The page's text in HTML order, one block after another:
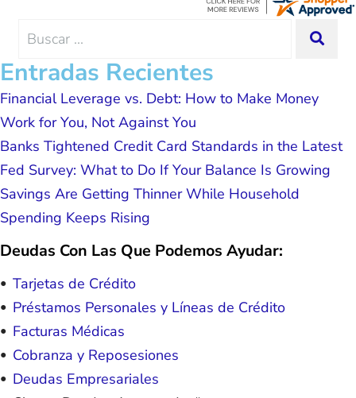
hope. I look forward to better days for
possible because of J Miller, and I am
Search
Entradas Recientes
Financial Leverage vs. Debt: How to Make Money
Work for You, Not Against You
Banks Tightened Credit Card Standards in the Latest
Fed Survey: What to Do If Your Balance Is Growing
Savings Are Getting Thinner While Household
Spending Keeps Rising
Deudas Con Las Que Podemos Ayudar:
Tarjetas de Crédito
Préstamos Personales y Líneas de Crédito
Facturas Médicas
Cobranza y Reposesiones
Deudas Empresariales